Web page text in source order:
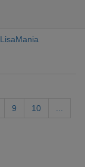
LisaMania
9 10